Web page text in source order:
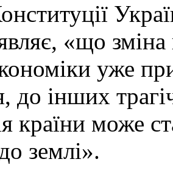
«що
уже
до інших
країни може
землі».